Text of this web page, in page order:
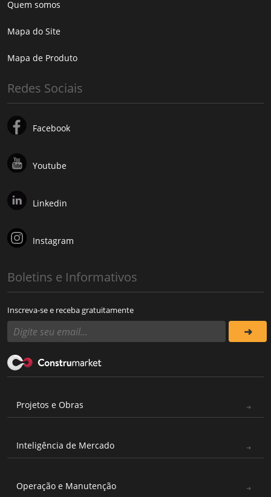
Quem somos
Mapa do Site
Mapa de Produto
Redes Sociais
Facebook
Youtube
Linkedin
Instagram
Boletins e Informativos
Inscreva-se e receba gratuitamente
Projetos e Obras
Inteligência de Mercado
Operação e Manutenção